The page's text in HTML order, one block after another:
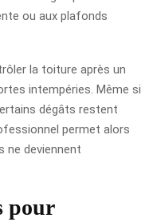
ou aux plafonds
la toiture après un
intempéries. Même si
dégâts restent
permet alors
ne deviennent
pour